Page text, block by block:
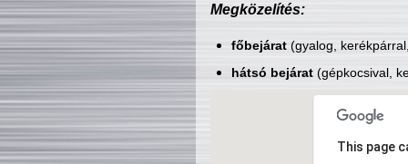
Megközelítés:
főbejárat(gyalog,
hátsó bejárat(gépkocsival,
This page